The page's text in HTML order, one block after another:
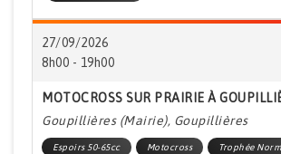
27/09/2026
8h00 - 19h00
MOTOCROSS SUR PRAIRIE À
Goupillières (Mairie), Goupillières
Espoirs 50-65cc Motocross Trophée